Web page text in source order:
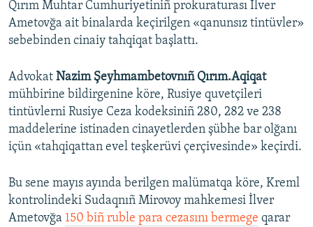
Qırım Muhtar Cumhuriyetiniñ prokuraturası İlver
Ametovğa ait binalarda keçirilgen «qanunsız tintüvler»
sebebinden cinaiy tahqiqat başlattı.
Advokat Nazim Şeyhmambetovnıñ Qırım.Aqiqat
mühbirine bildirgenine köre, Rusiye quvetçileri
tintüvlerni Rusiye Ceza kodeksiniñ 280, 282 ve 238
maddelerine istinaden cinayetlerden şübhe bar olğanı
içün «tahqiqattan evel teşkerüvi çerçivesinde» keçirdi.
Bu sene mayıs ayında berilgen malümatqa köre, Kreml
kontrolindeki Sudaqnıñ Mirovoy mahkemesi İlver
Ametovğa 150 biñ ruble para cezasını bermege qarar